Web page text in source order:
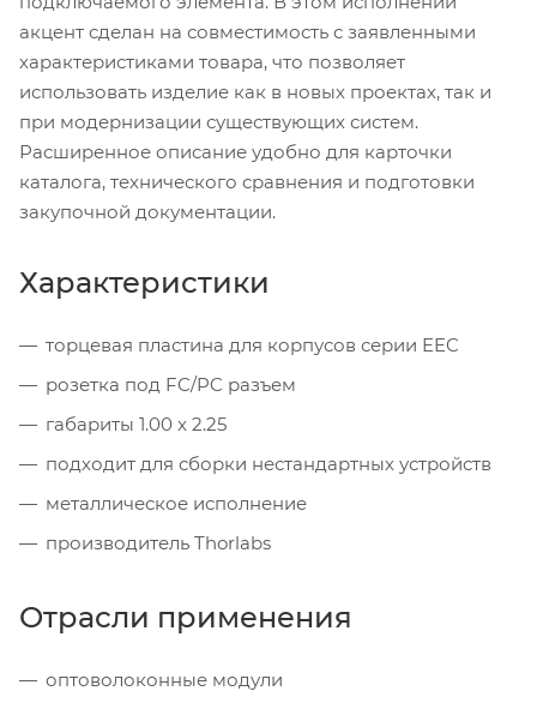
акцент сделан на совместимость с заявленными
характеристиками товара, что позволяет
использовать изделие как в новых проектах, так и
при модернизации существующих систем.
Расширенное описание удобно для карточки
каталога, технического сравнения и подготовки
закупочной документации.
Характеристики
торцевая пластина для корпусов серии EEC
розетка под FC/PC разъем
габариты 1.00 x 2.25
подходит для сборки нестандартных устройств
металлическое исполнение
производитель Thorlabs
Отрасли применения
оптоволоконные модули